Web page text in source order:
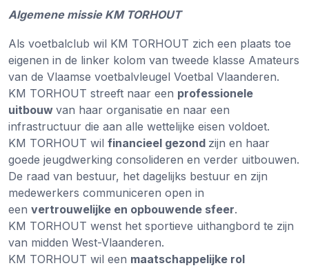
Algemene missie KM TORHOUT
Als voetbalclub wil KM TORHOUT zich een plaats toe
eigenen in de linker kolom van tweede klasse Amateurs
van de Vlaamse voetbalvleugel Voetbal Vlaanderen.
KM TORHOUT streeft naar een professionele
uitbouw van haar organisatie en naar een
infrastructuur die aan alle wettelijke eisen voldoet.
KM TORHOUT wil financieel gezond zijn en haar
goede jeugdwerking consolideren en verder uitbouwen.
De raad van bestuur, het dagelijks bestuur en zijn
medewerkers communiceren open in
een vertrouwelijke en opbouwende sfeer.
KM TORHOUT wenst het sportieve uithangbord te zijn
van midden West-Vlaanderen.
KM TORHOUT wil een maatschappelijke rol